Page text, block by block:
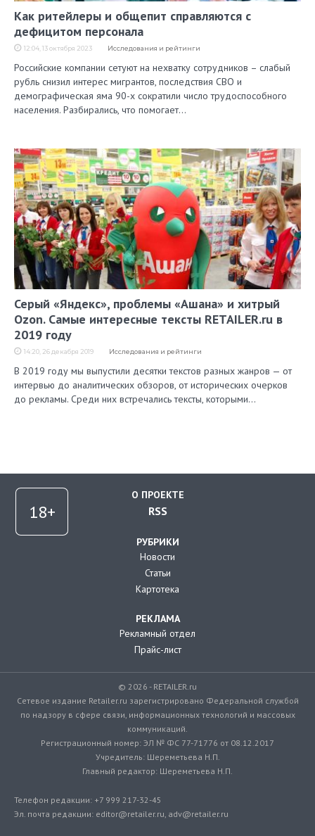
Как ритейлеры и общепит справляются с
дефицитом персонала
12:04, 13 октября 2023 Исследования и рейтинги
Российские компании сетуют на нехватку сотрудников – слабый
рубль снизил интерес мигрантов, последствия СВО и
демографическая яма 90-х сократили число трудоспособного
населения. Разбирались, что помогает…
Серый «Яндекс», проблемы «Ашана» и хитрый
Ozon. Самые интересные тексты RETAILER.ru в
2019 году
14:20, 26 декабря 2019 Исследования и рейтинги
В 2019 году мы выпустили десятки текстов разных жанров — от
интервью до аналитических обзоров, от исторических очерков
до рекламы. Среди них встречались тексты, которыми…
О ПРОЕКТЕ
RSS
РУБРИКИ
Новости
Статьи
Картотека
РЕКЛАМА
Рекламный отдел
Прайс-лист
© 2026 - RETAILER.ru
Сетевое издание Retailer.ru зарегистрировано Федеральной службой
по надзору в сфере связи, информационных технологий и массовых
коммуникаций.
Регистрационный номер: ЭЛ № ФС 77-71776 от 08.12.2017
Учредитель: Шереметьева Н.П.
Главный редактор: Шереметьева Н.П.
Телефон редакции: +7 999 217-32-45
Эл. почта редакции: editor@retailer.ru, adv@retailer.ru